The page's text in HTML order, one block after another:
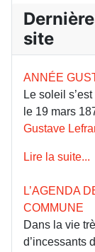
site
ANNÉE
Le soleil
le 19 mars
Gustave
Lire la suite...
L’AGENDA
COMMUNE
Dans la vie
d’incessants